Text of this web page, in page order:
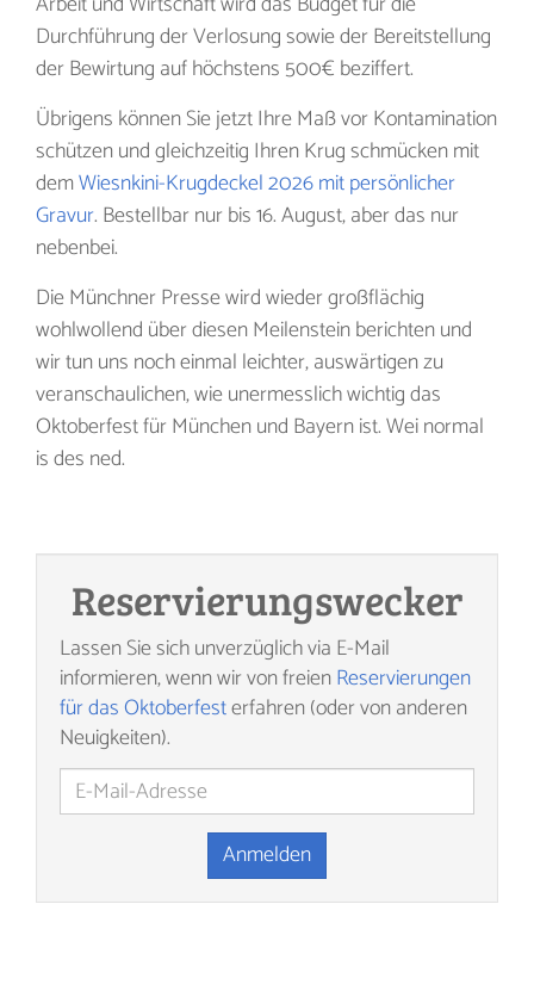
Durchführung der Verlosung sowie der Bereitstellung
der Bewirtung auf höchstens 500€ beziffert.
Übrigens können Sie jetzt Ihre Maß vor Kontamination
schützen und gleichzeitig Ihren Krug schmücken mit
demWiesnkini-Krugdeckel 2026 mit persönlicher
Gravur. Bestellbar nur bis 16. August, aber das nur
nebenbei.
Die Münchner Presse wird wieder großflächig
wohlwollend über diesen Meilenstein berichten und
wir tun uns noch einmal leichter, auswärtigen zu
veranschaulichen, wie unermesslich wichtig das
Oktoberfest für München und Bayern ist. Wei normal
is des ned.
Reservierungs­wecker
Lassen Sie sich unverzüglich via E-Mail
informieren, wenn wir von freienReservierungen
für das Oktoberfesterfahren (oder von anderen
Neuigkeiten).
Anmelden